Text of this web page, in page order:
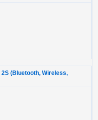
(Bluetooth, Wireless,